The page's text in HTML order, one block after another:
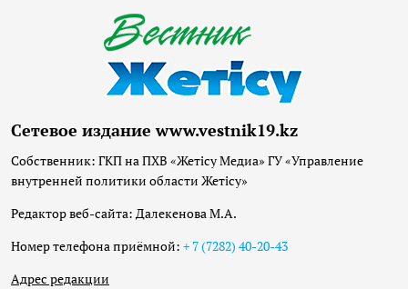
Сетевое издание www.vestnik19.kz
Собственник: ГКП на ПХВ «Жетісу Медиа» ГУ «Управление
внутренней политики области Жетісу»
Редактор веб-сайта: Далекенова М.А.
Номер телефона приёмной: + 7 (7282) 40-20-43
Адрес редакции